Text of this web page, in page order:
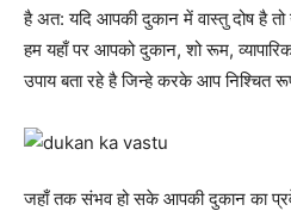
है अत: यदि आपकी दुकान में वास्तु दोष है
हम यहाँ पर आपको दुकान, शो रूम,
उपाय बता रहे है जिन्हे करके आप निश्चित
जहाँ तक संभव हो सके आपकी दुकान का